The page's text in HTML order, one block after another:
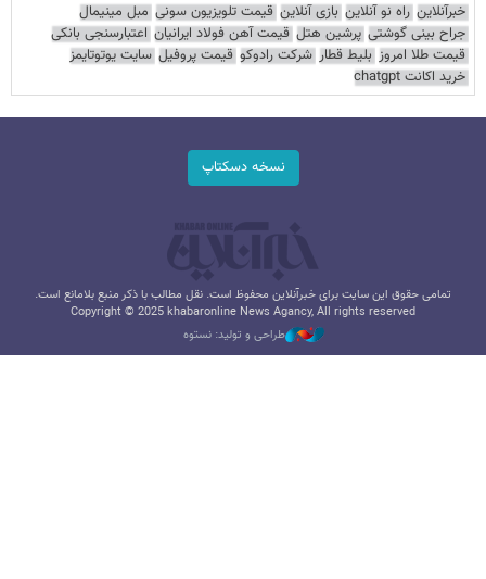
خبرآنلاین راه نو آنلاین بازی آنلاین قیمت تلویزیون سونی مبل مینیمال
جراح بینی گوشتی پرشین هتل قیمت آهن فولاد ایرانیان اعتبارسنجی بانکی
قیمت طلا امروز بلیط قطار شرکت رادوکو قیمت پروفیل سایت یوتوتایمز
خرید اکانت chatgpt
نسخه دسکتاپ
تمامی حقوق این سایت برای خبرآنلاین محفوظ است. نقل مطالب با ذکر منبع بلامانع است.
Copyright © 2025 khabaronline News Agancy, All rights reserved
طراحی و تولید: نستوه